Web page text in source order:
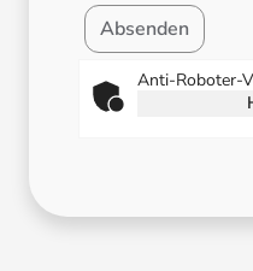
Absenden
Anti-Roboter-